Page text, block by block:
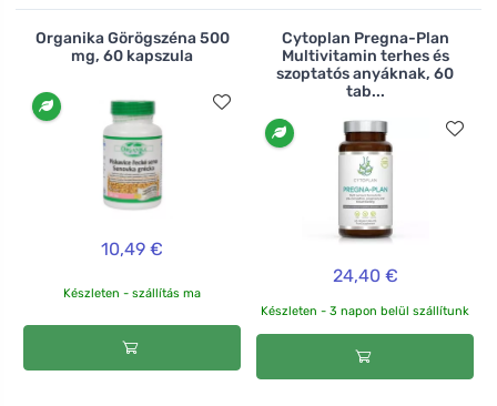
Organika Görögszéna 500
mg, 60 kapszula
10,49 €
Készleten - szállítás ma
Cytoplan Pregna-Plan
Multivitamin terhes és
szoptatós anyáknak, 60
tab...
24,40 €
Készleten - 3 napon belül szállítunk